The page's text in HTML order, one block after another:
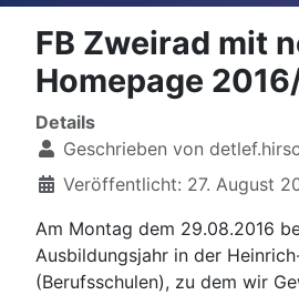
FB Zweirad mit
Homepage
Details
Geschrieben von
Veröffentlicht: 27. August
Am Montag dem 29.08.2016
Ausbildungsjahr in der
(Berufsschulen), zu dem wir